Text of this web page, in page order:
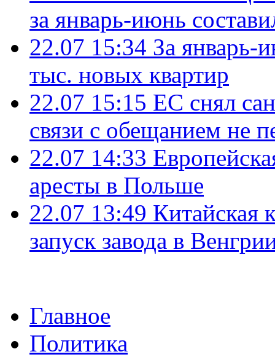
за январь-июнь
22.07 15:34 За январь-
тыс. новых квартир
22.07 15:15 ЕС снял
связи с обещанием не
22.07 14:33
аресты в Польше
22.07 13:49 Китайская
запуск завода в
Главное
Политика